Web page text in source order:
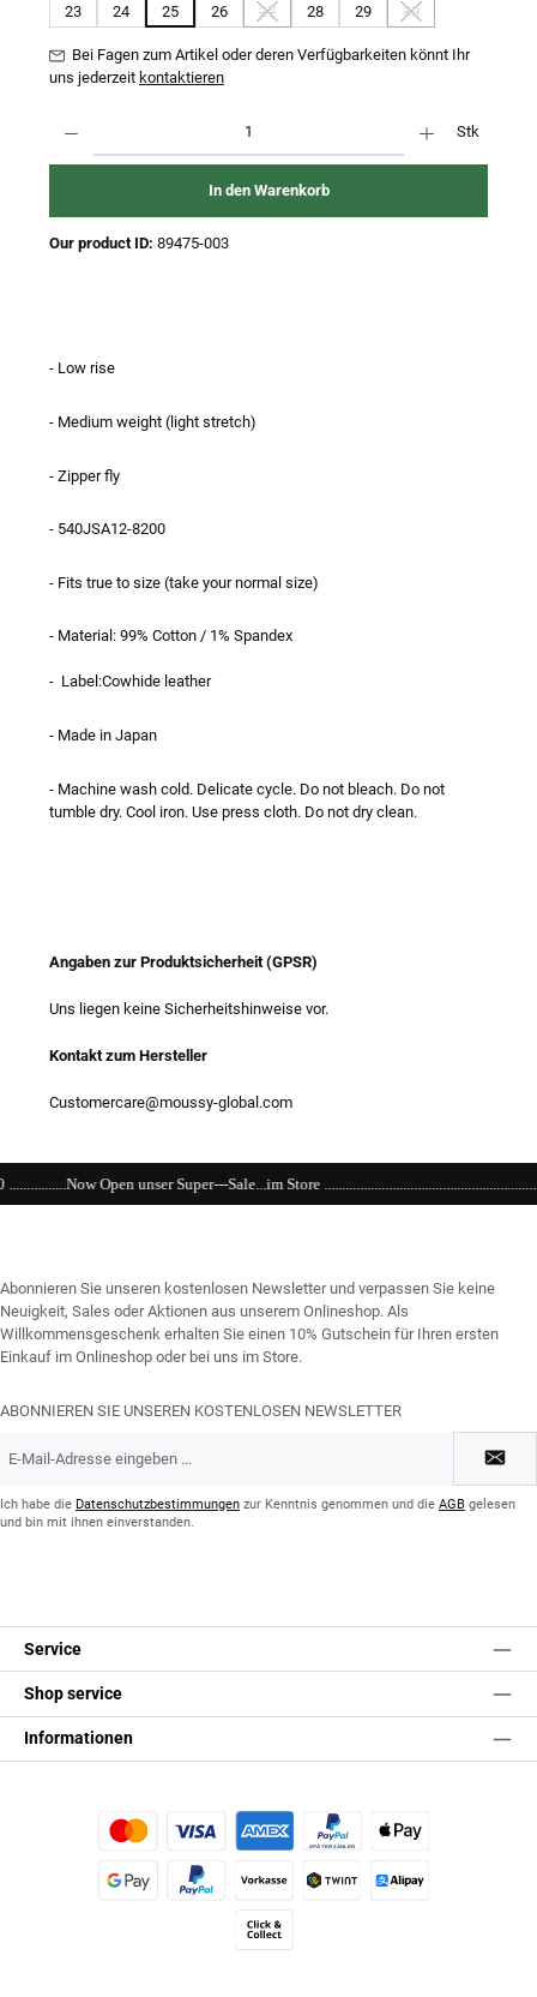
23
24 25 26 27
(Diese Option ist zurzeit nicht verfügbar.)
28 29 30
(Diese Option ist
Bei Fagen zum Artikel oder deren Verfügbarkeiten könnt Ihr
uns jederzeit kontaktieren
Stk
In den Warenkorb
Our product ID: 89475-003
- Low rise
- Medium weight (light stretch)
- Zipper fly
- 540JSA12-8200
- Fits true to size (take your normal size)
- Material: 99% Cotton / 1% Spandex
- Label:Cowhide leather
- Made in Japan
- Machine wash cold. Delicate cycle. Do not bleach. Do not
tumble dry. Cool iron. Use press cloth. Do not dry clean.
Angaben zur Produktsicherheit (GPSR)
Uns liegen keine Sicherheitshinweise vor.
Kontakt zum Hersteller
Customercare@moussy-global.com
unser Super---Sale...im Store
Abonnieren Sie unseren kostenlosen Newsletter und verpassen Sie keine
Neuigkeit, Sales oder Aktionen aus unserem Onlineshop. Als
Willkommensgeschenk erhalten Sie einen 10% Gutschein für Ihren ersten
Einkauf im Onlineshop oder bei uns im Store.
ABONNIEREN SIE UNSEREN KOSTENLOSEN NEWSLETTER
Mail-
*Ich habe die Datenschutzbestimmungen zur Kenntnis genommen und die AGB gelesen
und bin mit ihnen einverstanden.
Service
Shop service
Informationen
Kredit- oder Debitkarte Später BezahlenApple Pay
Vorkasse